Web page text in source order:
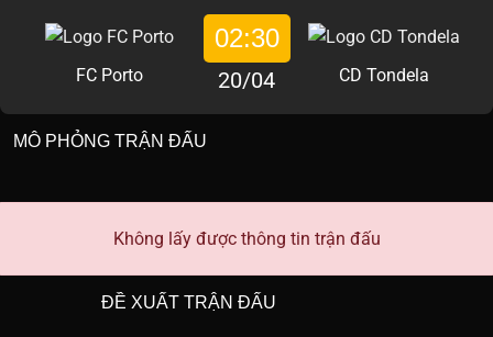
FC Porto
02:30
20/04 CD Tondela
MÔ PHỎNG TRẬN ĐẤU
Không lấy được thông tin trận đấu
ĐỀ XUẤT TRẬN ĐẤU